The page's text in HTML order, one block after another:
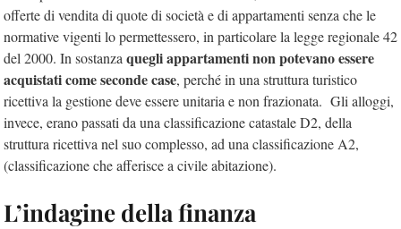
offerte di vendita di quote di società e di appartamenti senza che le
normative vigenti lo permettessero, in particolare la legge regionale 42
del 2000. In sostanza quegli appartamenti non potevano essere
acquistati come seconde case, perché in una struttura turistico
ricettiva la gestione deve essere unitaria e non frazionata. Gli alloggi,
invece, erano passati da una classificazione catastale D2, della
struttura ricettiva nel suo complesso, ad una classificazione A2,
(classificazione che afferisce a civile abitazione).
L’indagine della finanza